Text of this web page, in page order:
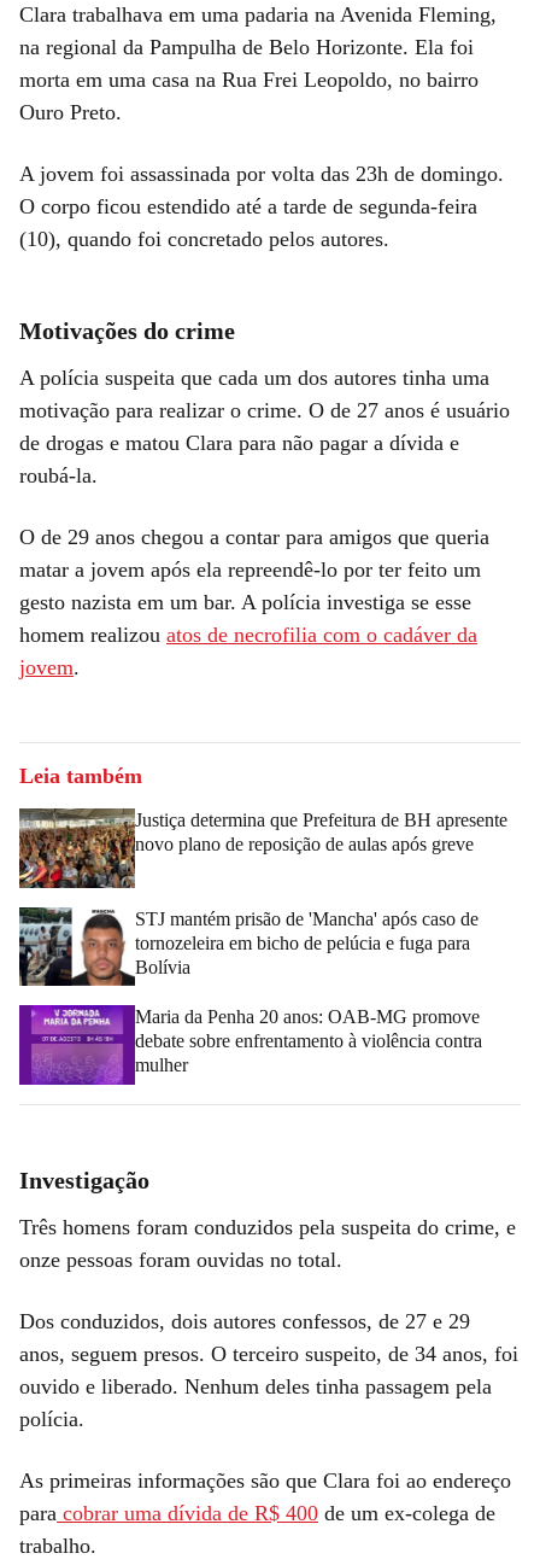
Clara trabalhava em uma padaria na Avenida Fleming,
na regional da Pampulha de Belo Horizonte. Ela foi
morta em uma casa na Rua Frei Leopoldo, no bairro
Ouro Preto.
A jovem foi assassinada por volta das 23h de domingo.
O corpo ficou estendido até a tarde de segunda-feira
(10), quando foi concretado pelos autores.
Motivações do crime
A polícia suspeita que cada um dos autores tinha uma
motivação para realizar o crime. O de 27 anos é usuário
de drogas e matou Clara para não pagar a dívida e
roubá-la.
O de 29 anos chegou a contar para amigos que queria
matar a jovem após ela repreendê-lo por ter feito um
gesto nazista em um bar. A polícia investiga se esse
homem realizou atos de necrofilia com o cadáver da
jovem.
Leia também
Justiça determina que Prefeitura de BH apresente
novo plano de reposição de aulas após greve
STJ mantém prisão de 'Mancha' após caso de
tornozeleira em bicho de pelúcia e fuga para
Bolívia
Maria da Penha 20 anos: OAB-MG promove
debate sobre enfrentamento à violência contra
mulher
Investigação
Três homens foram conduzidos pela suspeita do crime, e
onze pessoas foram ouvidas no total.
Dos conduzidos, dois autores confessos, de 27 e 29
anos, seguem presos. O terceiro suspeito, de 34 anos, foi
ouvido e liberado. Nenhum deles tinha passagem pela
polícia.
As primeiras informações são que Clara foi ao endereço
para cobrar uma dívida de R$ 400 de um ex-colega de
trabalho.